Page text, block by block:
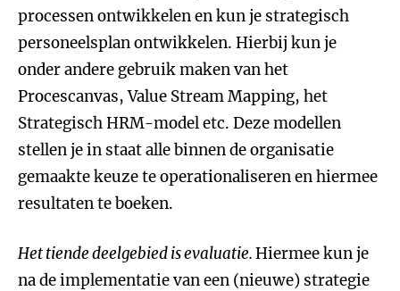
processen ontwikkelen en kun je strategisch
personeelsplan ontwikkelen. Hierbij kun je
onder andere gebruik maken van het
Procescanvas, Value Stream Mapping, het
Strategisch HRM-model etc. Deze modellen
stellen je in staat alle binnen de organisatie
gemaakte keuze te operationaliseren en hiermee
resultaten te boeken.
Het tiende deelgebied is evaluatie.Hiermee kun je
na de implementatie van een (nieuwe) strategie